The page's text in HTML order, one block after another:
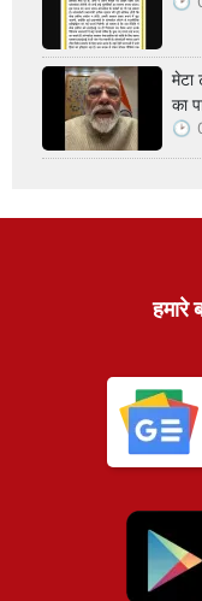
मेटा
का
हमारे